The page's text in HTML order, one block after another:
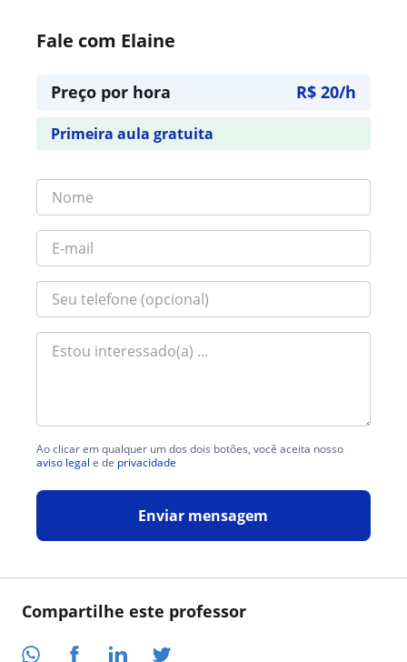
Compartilhe este professor
Fale com Elaine
Preço por hora R$ 20/h
Primeira aula gratuita
Ao clicar em qualquer um dos dois botões, você aceita nosso
aviso legal e de privacidade
Enviar mensagem